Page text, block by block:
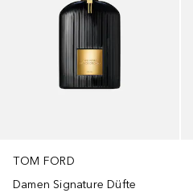
TOM FORD
Damen Signature Düfte